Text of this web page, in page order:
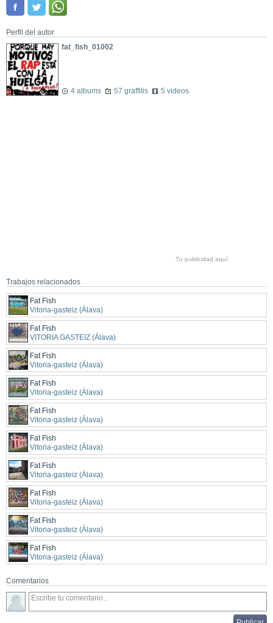
Perfil del autor
fat_fish_01002
4 albums 57 graffitis 5 videos
Tu publicidad aquí
Trabajos relacionados
Fat Fish
Vitoria-gasteiz (Álava)
Fat Fish
VITORIA GASTEIZ (Álava)
Fat Fish
Vitoria-gasteiz (Álava)
Fat Fish
Vitoria-gasteiz (Álava)
Fat Fish
Vitoria-gasteiz (Álava)
Fat Fish
Vitoria-gasteiz (Álava)
Fat Fish
Vitoria-gasteiz (Álava)
Fat Fish
Vitoria-gasteiz (Álava)
Fat Fish
Vitoria-gasteiz (Álava)
Fat Fish
Vitoria-gasteiz (Álava)
Comentarios